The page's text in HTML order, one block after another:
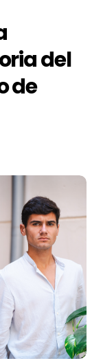
del
de